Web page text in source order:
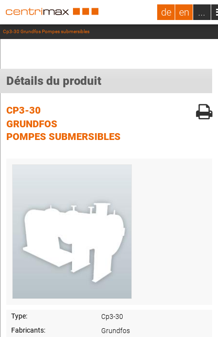
de en ...
Cp3-30 Grundfos Pompes submersibles
Détails du produit
CP3-30
GRUNDFOS
POMPES SUBMERSIBLES
Type:
Cp3-30
Fabricants:
Grundfos